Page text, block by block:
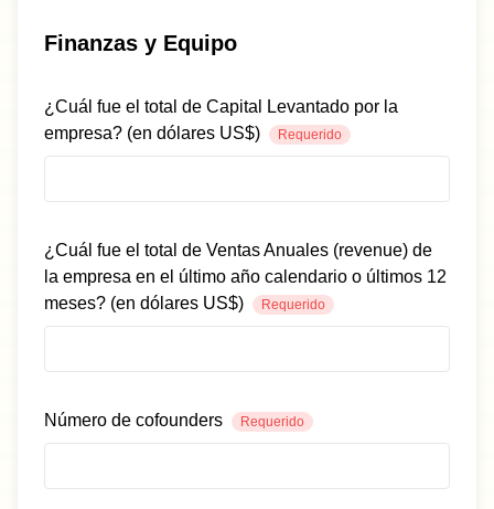
Finanzas y Equipo
¿Cuál fue el total de Capital Levantado por la
empresa? (en dólares US$)
Requerido
¿Cuál fue el total de Ventas Anuales (revenue) de
la empresa en el último año calendario o últimos 12
meses? (en dólares US$)
Requerido
Número de cofounders Requerido